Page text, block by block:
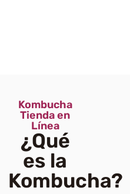
Kombucha
Tienda en
Línea
¿Qué
es la
Kombucha?